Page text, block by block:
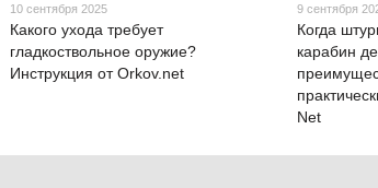
10 сентября 2025
Какого ухода требует
гладкоствольное оружие?
Инструкция от Orkov.net
9 сентября
Когда
карабин
Net